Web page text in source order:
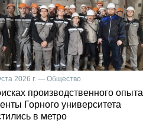
2026 г. — Общество
производственного опыта
Горного университета
в метро